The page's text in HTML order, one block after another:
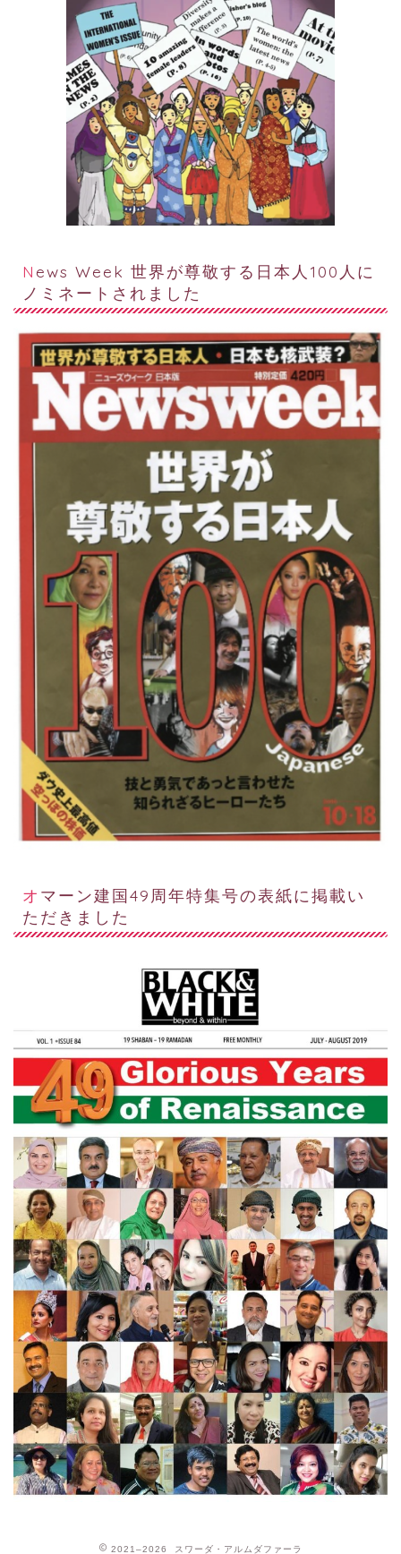
News Week 世界が尊敬する日本人100人に
ノミネートされました
オマーン建国49周年特集号の表紙に掲載い
ただきました
2021–2026 スワーダ・アルムダファーラ